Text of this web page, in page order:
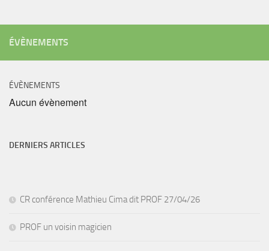
ÉVÈNEMENTS
ÉVÈNEMENTS
Aucun évènement
DERNIERS ARTICLES
CR conférence Mathieu Cima dit PROF 27/04/26
PROF un voisin magicien